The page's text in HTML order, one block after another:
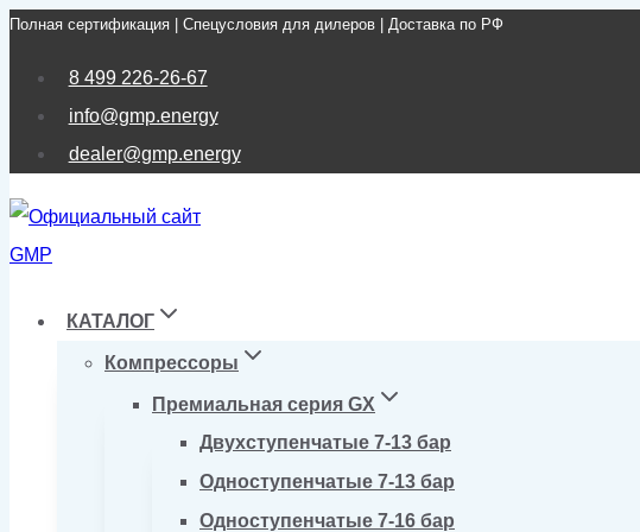
Перейти
Полная сертификация | Спецусловия для дилеров | Доставка по РФ
8 499 226-26-67
info@gmp.energy
dealer@gmp.energy
КАТАЛОГ
Компрессоры
Премиальная серия GX
Двухступенчатые 7-13 бар
Одноступенчатые 7-13 бар
Одноступенчатые 7-16 бар